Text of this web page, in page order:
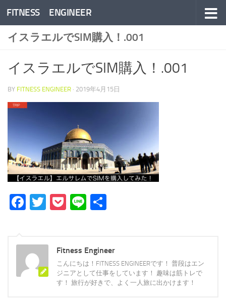
コンテンツへスキップ
FITNESS ENGINEER
イスラエルでSIM購入！.001
イスラエルでSIM購入！.001
BY FITNESS ENGINEER · 2019年4月15日
Facebook
Twitter
Pocket
Line
Fitness Engineer
こんにちは！FITNESS ENGINEERです！ 普段はエン
ジニアとして仕事をしています！ 趣味は筋トレで
す！ 旅行が好きで、よく一人旅に出かけます！